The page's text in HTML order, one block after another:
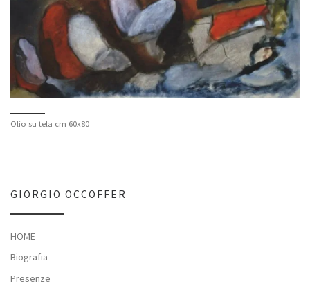
Olio su tela cm 60x80
GIORGIO OCCOFFER
HOME
Biografia
Presenze